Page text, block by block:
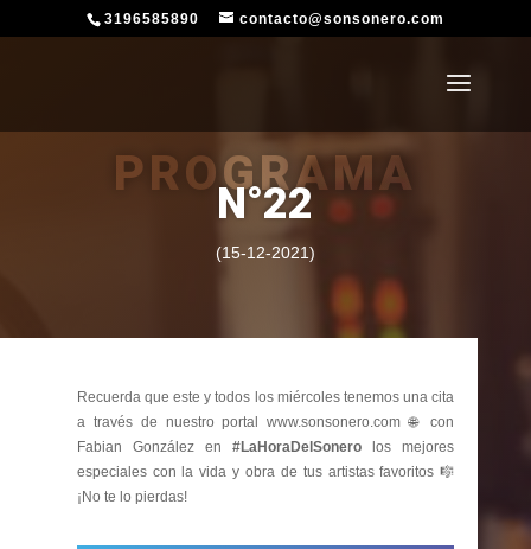
3196585890 contacto@sonsonero.com
PROGRAMA
N°22
(15-12-2021)
Recuerda que este y todos los miércoles tenemos una cita
a través de nuestro portal www.sonsonero.com 🌐 con
Fabian González en#LaHoraDelSonero los mejores
especiales con la vida y obra de tus artistas favoritos 🎼
¡No te lo pierdas!